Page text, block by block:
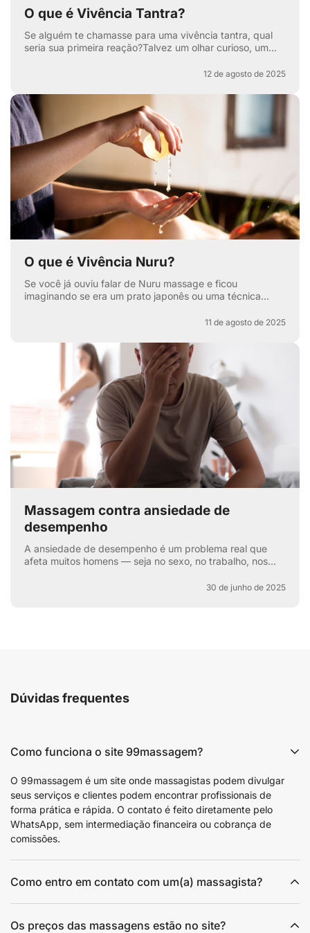
O que é Vivência Tantra?
Se alguém te chamasse para uma vivência tantra, qual
seria sua primeira reação?Talvez um olhar curioso, um
12 de agosto de 2025
O que é Vivência Nuru?
Se você já ouviu falar de Nuru massage e ficou
imaginando se era um prato japonês ou uma técnica
11 de agosto de 2025
Massagem contra ansiedade de
desempenho
A ansiedade de desempenho é um problema real que
afeta muitos homens — seja no sexo, no trabalho, nos
30 de junho de 2025
Dúvidas frequentes
Como funciona o site 99massagem?
O 99massagem é um site onde massagistas podem divulgar
seus serviços e clientes podem encontrar profissionais de
forma prática e rápida. O contato é feito diretamente pelo
WhatsApp, sem intermediação financeira ou cobrança de
comissões.
Como entro em contato com um(a) massagista?
Os preços das massagens estão no site?